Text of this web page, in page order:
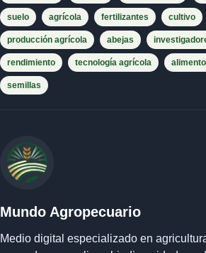
suelo agrícola fertilizantes cultivo
producción agrícola abejas
rendimiento tecnología agrícola
semillas
Mundo Agropecuario
Medio digital especializado en